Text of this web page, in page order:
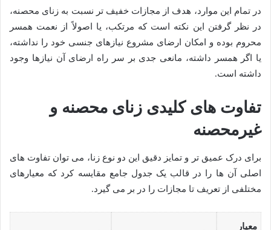
در تمام این موارد، هدف از مجازات خفیف تر نسبت به زنای محصنه،
در نظر گرفتن این نکته است که مرتکب، یا اصولاً از نعمت همسر
محروم بوده و امکان ارضای مشروع نیازهای جنسی خود را نداشته،
یا اگر همسر داشته، مانعی جدی بر سر راه ارضای آن نیازها وجود
داشته است.
تفاوت های کلیدی زنای محصنه و
غیرمحصنه
برای درک عمیق تر و تمایز دقیق این دو نوع زنا، می توان تفاوت های
اصلی آن ها را در قالب یک جدول جامع مقایسه کرد که معیارهای
مختلفی از تعریف تا مجازات را در بر می گیرد.
معیار